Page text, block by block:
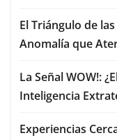
El Triángulo de
Anomalía que
La Señal WOW!:
Inteligencia
Experiencias